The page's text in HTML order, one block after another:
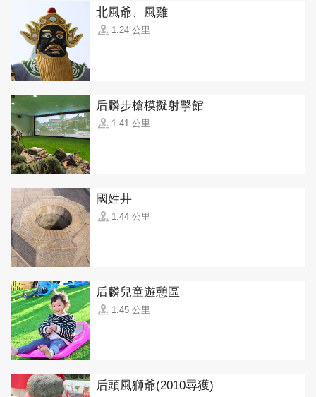
北風爺、風雞
1.24 公里
后麟步槍模擬射擊館
1.41 公里
國姓井
1.44 公里
后麟兒童遊憩區
1.45 公里
后頭風獅爺(2010尋獲)